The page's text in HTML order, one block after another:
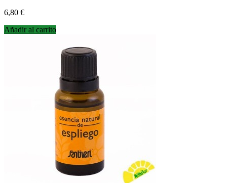
Precio
6,80 €
Añadir al carrito